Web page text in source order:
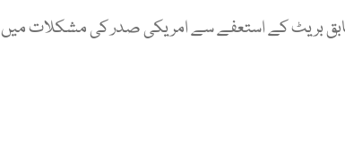
مطابق بریٹ کے استعفے سے امریکی صدر کی مشکلات میں